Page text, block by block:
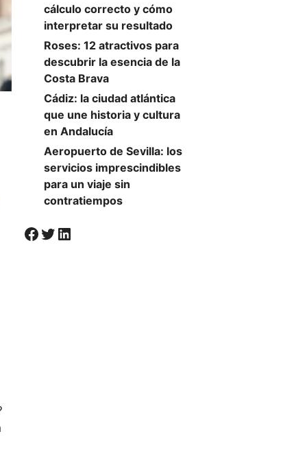
cálculo correcto y cómo
interpretar su resultado
Roses: 12 atractivos para
descubrir la esencia de la
Costa Brava
Cádiz: la ciudad atlántica
que une historia y cultura
en Andalucía
Aeropuerto de Sevilla: los
servicios imprescindibles
para un viaje sin
contratiempos
Visiter la page Facebook de Societal
Twitter
LinkedIn